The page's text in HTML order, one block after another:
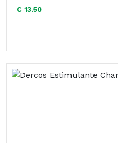
€ 13.50